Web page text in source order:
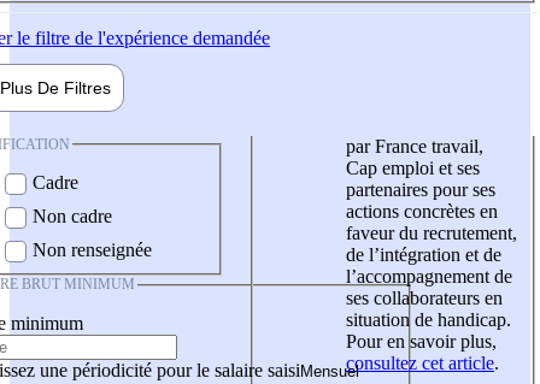
le filtre de l'expérience demandée
Plus De Filtres
Cadre
Non cadre
Non renseignée
BRUT MINIMUM
minimum
une périodicité pour le salaire saisi
par France travail,
Cap emploi et ses
partenaires pour ses
actions concrètes en
faveur du recrutement,
de l’intégration et de
l’accompagnement de
ses collaborateurs en
situation de handicap.
Pour en savoir plus,
consultez cet article.